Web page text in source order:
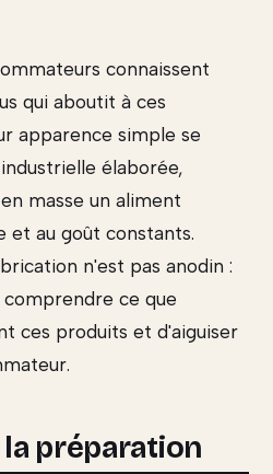
connaissent
qui aboutit à ces
apparence simple se
élaborée,
masse un aliment
et au goût constants.
n'est pas anodin :
ce que
ces produits et d'aiguiser
la préparation